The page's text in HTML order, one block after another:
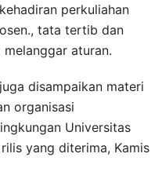
perkuliahan
tata tertib dan
aturan.
disampaikan materi
organisasi
Universitas
yang diterima, Kamis